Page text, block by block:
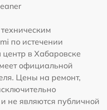
по истечении
в Хабаровске
официальной
Цены на ремонт,
не являются публичной